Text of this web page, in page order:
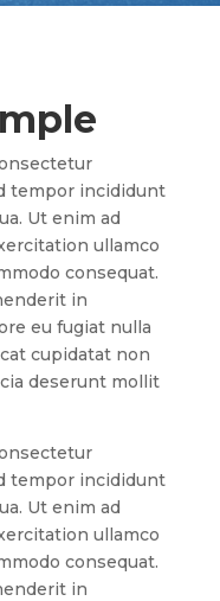
tempor incididunt
Ut enim ad
ullamco
consequat.
in
eu fugiat nulla
cupidatat non
deserunt mollit
tempor incididunt
Ut enim ad
ullamco
consequat.
in